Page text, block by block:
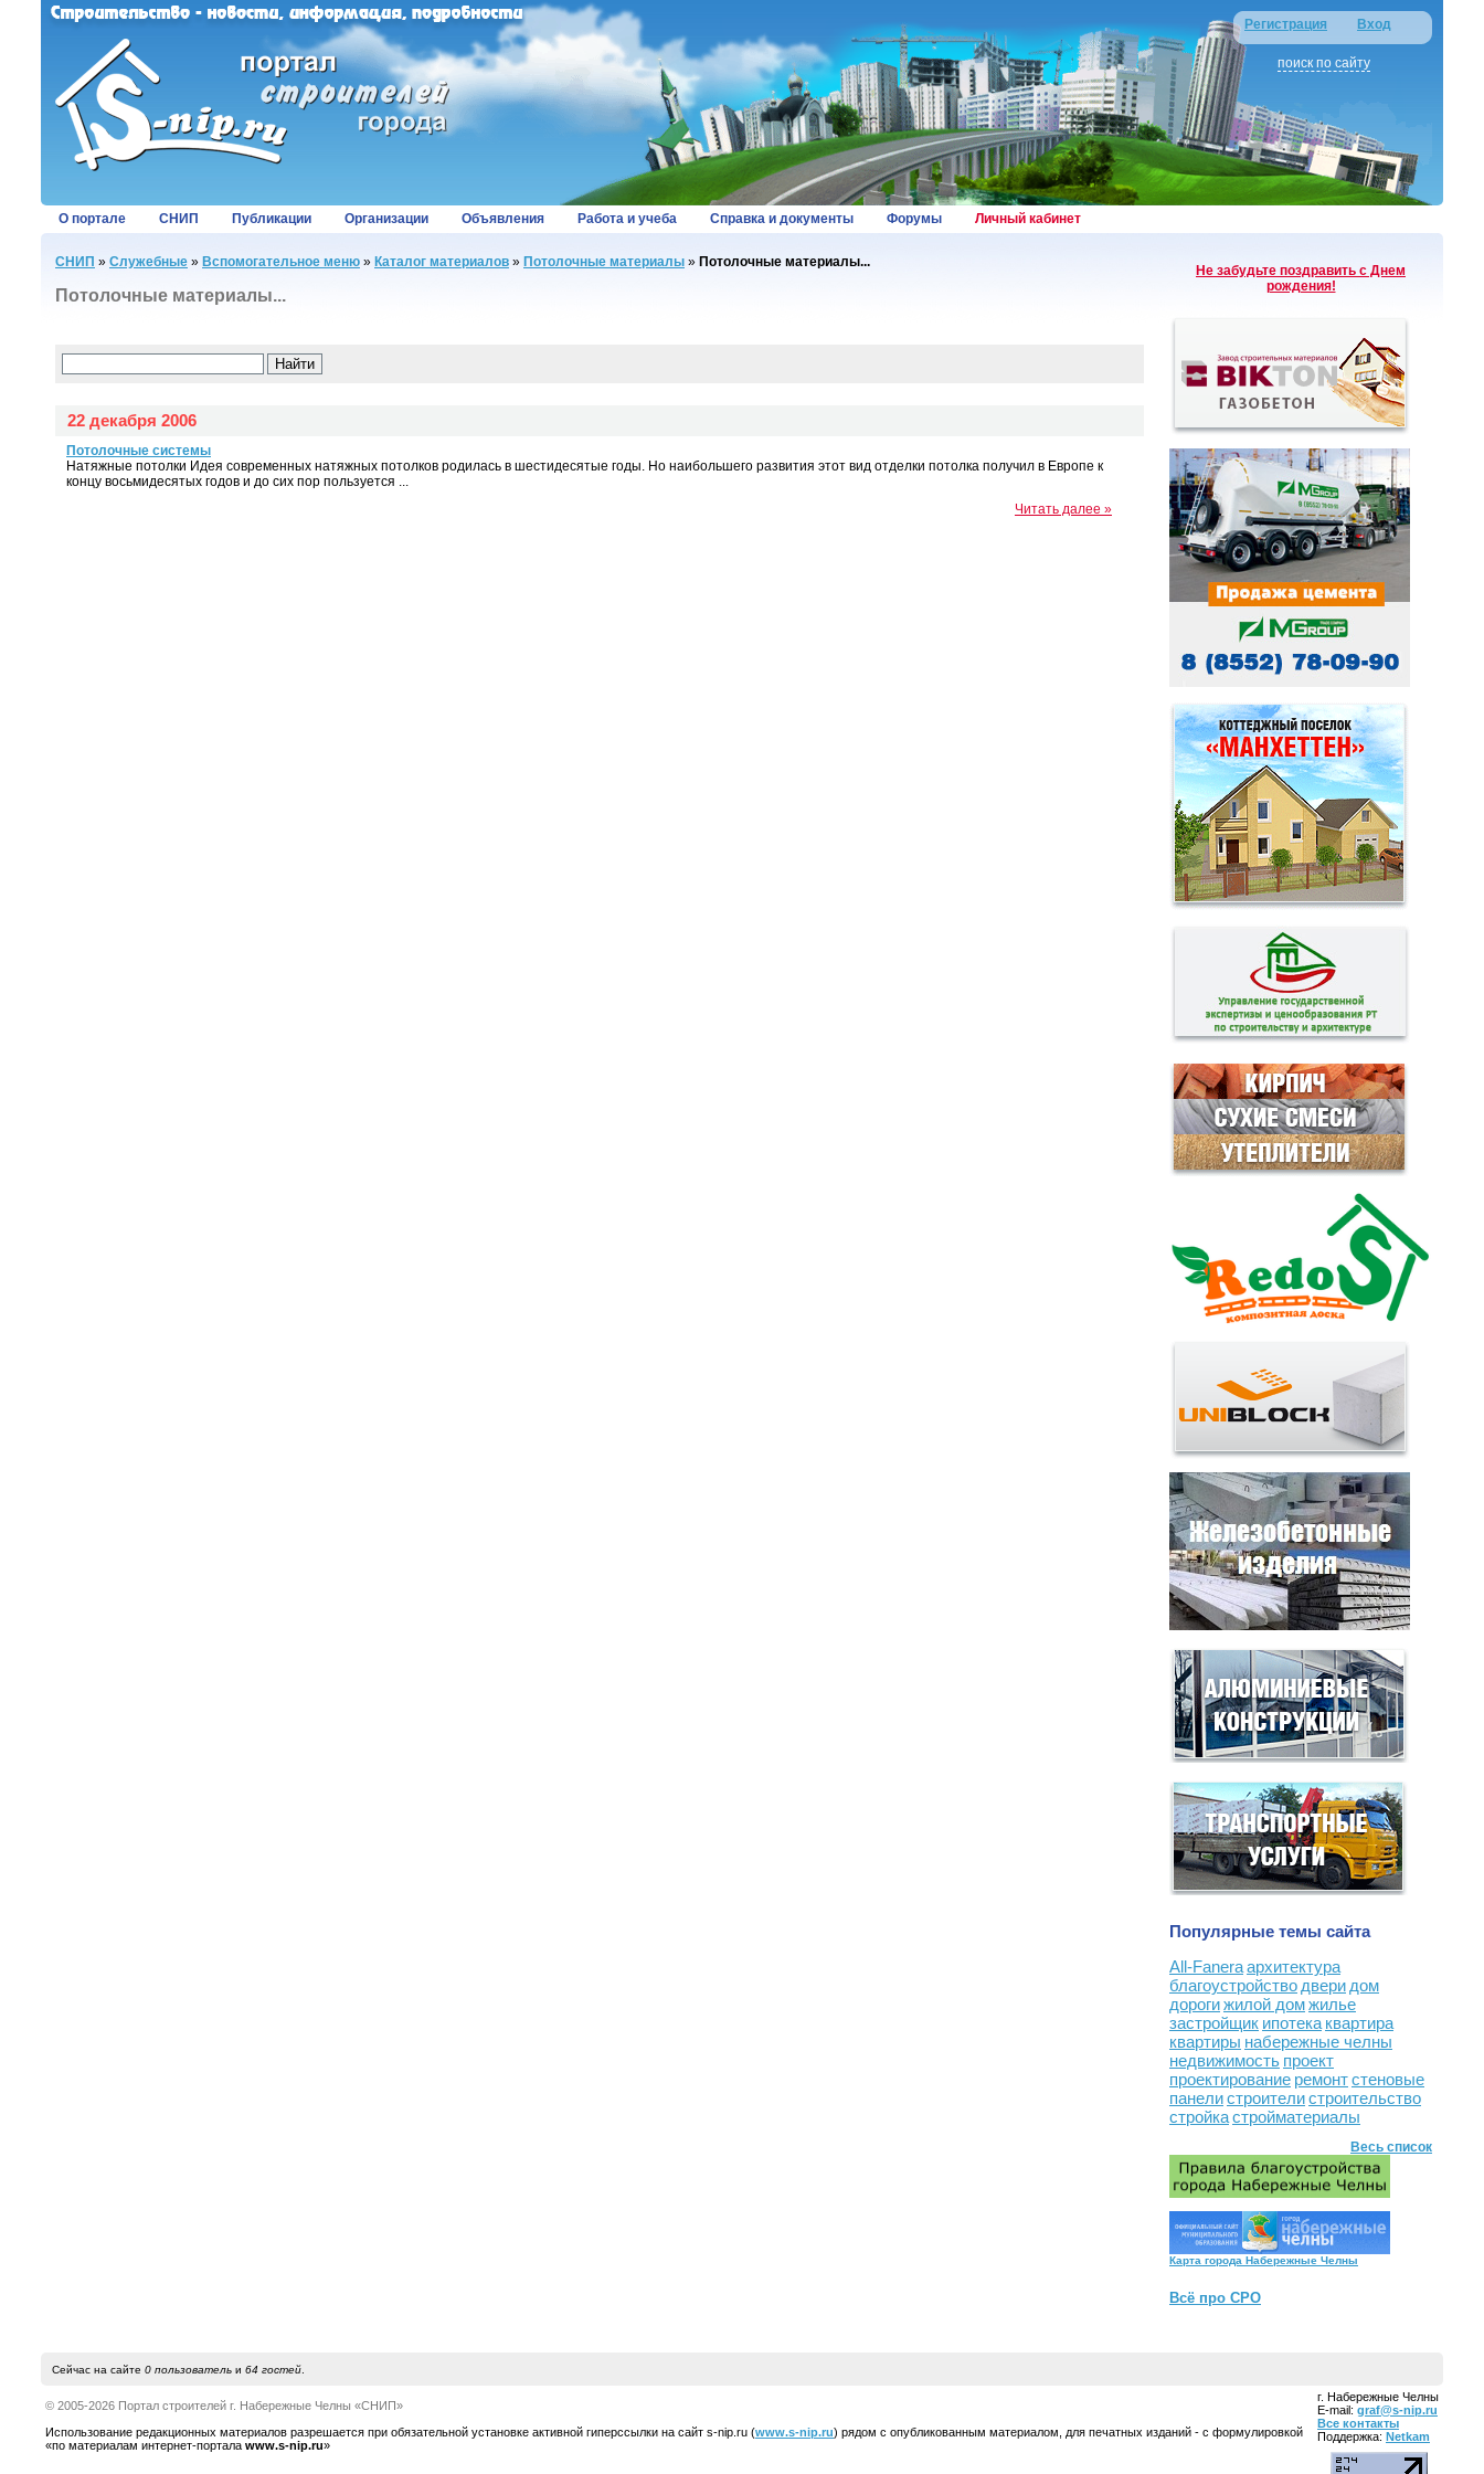
Регистрация Вход
поиск по сайту
О портале СНИП Публикации Организации Объявления Работа и учеба Справка и документы Форумы Личный кабинет
СНИП » Служебные » Вспомогательное меню » Каталог материалов » Потолочные материалы » Потолочные материалы...
Потолочные материалы...
22 декабря 2006
Потолочные системы
Натяжные потолки Идея современных натяжных потолков родилась в шестидесятые годы. Но наибольшего развития этот вид отделки потолка получил в Европе к
концу восьмидесятых годов и до сих пор пользуется ...
Читать далее »
Не забудьте поздравить с Днем
рождения!
Популярные темы сайта
All-Faneraархитектура
благоустройство двери дом
дорогижилой домжилье
застройщик ипотека квартира
квартиры набережные челны
недвижимость проект
проектирование ремонтстеновые
панелистроителистроительство
стройкастройматериалы
Весь список
Карта города Набережные Челны
Всё про СРО
Сейчас на сайте 0 пользовательи 64 гостей.
© 2005-2026 Портал строителей г. Набережные Челны «СНИП»
Использование редакционных материалов разрешается при обязательной установке активной гиперссылки на сайт s-nip.ru (www.s-nip.ru) рядом с опубликованным материалом, для печатных изданий - с формулировкой
«по материалам интернет-портала www.s-nip.ru»
г. Набережные Челны
E-mail: graf@s-nip.ru
Все контакты
Поддержка: Netkam